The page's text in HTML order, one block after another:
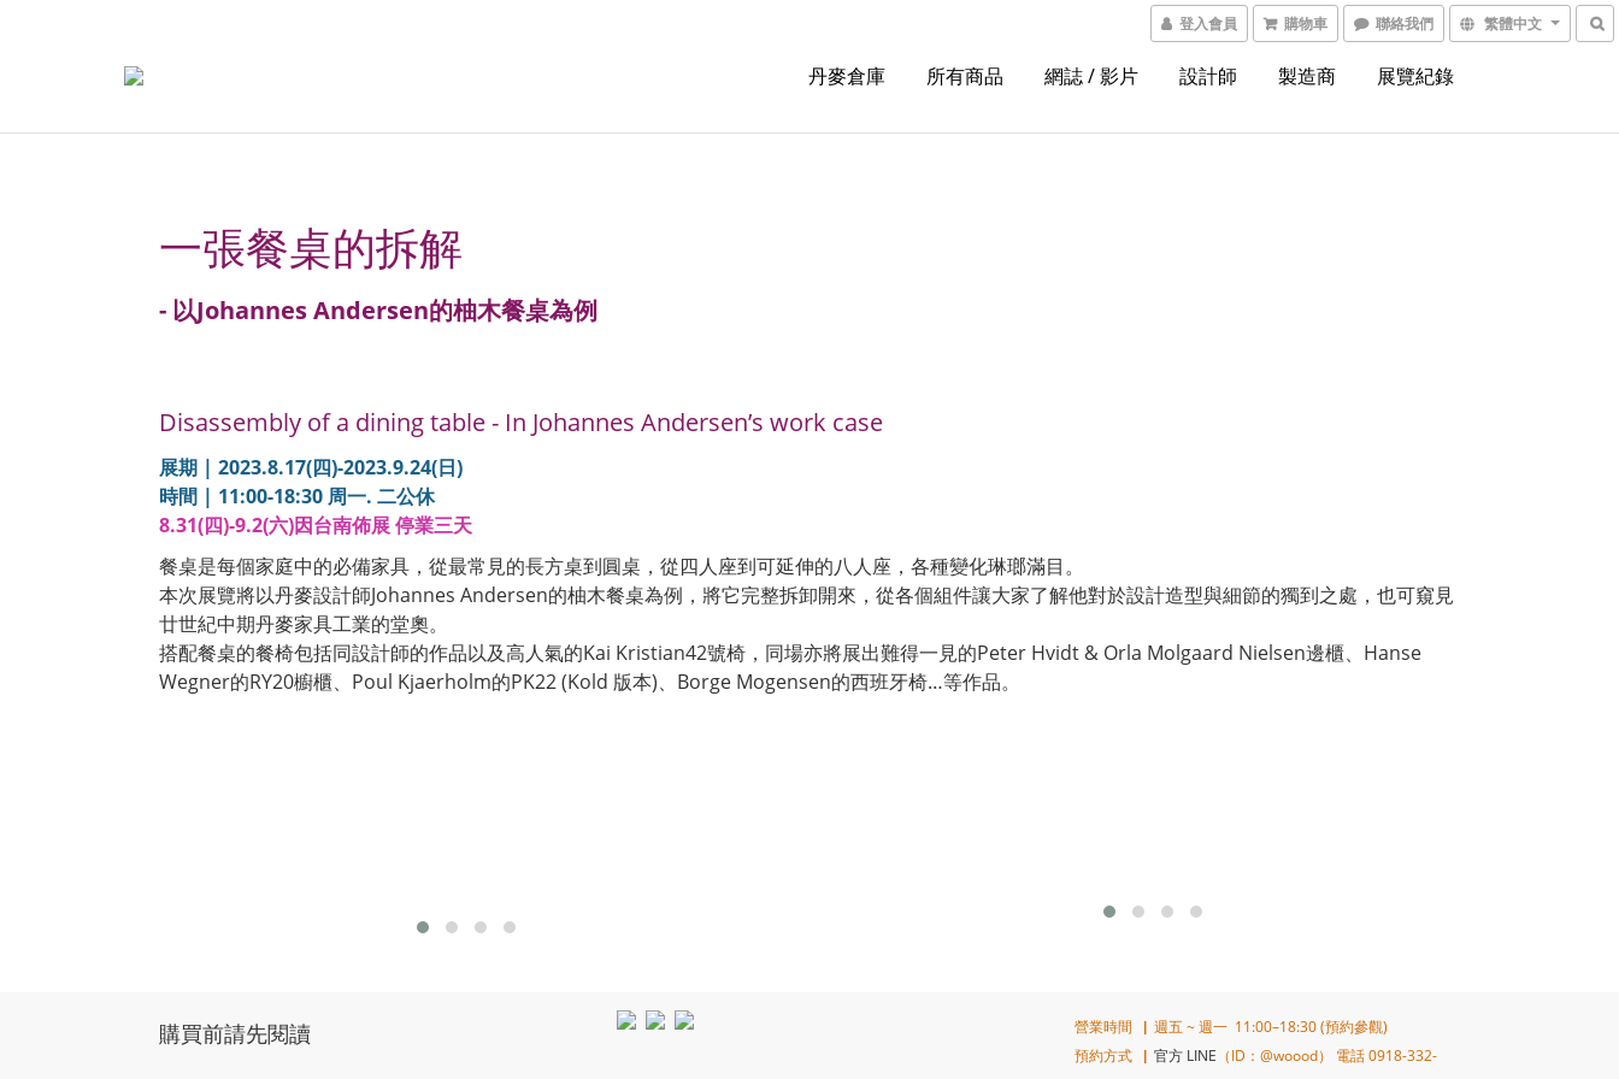
登入會員 購物車 聯絡我們 繁體中文
丹麥倉庫 所有商品 網誌 / 影片 設計師 製造商 展覽紀錄
一張餐桌的拆解
- 以Johannes Andersen的柚木餐桌為例
Disassembly of a dining table - In Johannes Andersen’s work case
展期 | 2023.8.17(四)-2023.9.24(日)
時間 | 11:00-18:30 周一. 二公休
8.31(四)-9.2(六)因台南佈展 停業三天
餐桌是每個家庭中的必備家具，從最常見的長方桌到圓桌，從四人座到可延伸的八人座，各種變化琳瑯滿目。
本次展覽將以丹麥設計師Johannes Andersen的柚木餐桌為例，將它完整拆卸開來，從各個組件讓大家了解他對於設計造型與細節的獨到之處，也可窺見
廿世紀中期丹麥家具工業的堂奧。
搭配餐桌的餐椅包括同設計師的作品以及高人氣的Kai Kristian42號椅，同場亦將展出難得一見的Peter Hvidt & Orla Molgaard Nielsen邊櫃、Hanse
Wegner的RY20櫥櫃、Poul Kjaerholm的PK22 (Kold 版本)、Borge Mogensen的西班牙椅…等作品。
購買前請先閱讀
營業時間▕ 週五 ~ 週一 11:00–18:30 (預約參觀)
預約方式▕ 官方 LINE （ID：@woood） 電話 0918-332-